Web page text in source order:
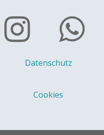
Datenschutz
Cookies